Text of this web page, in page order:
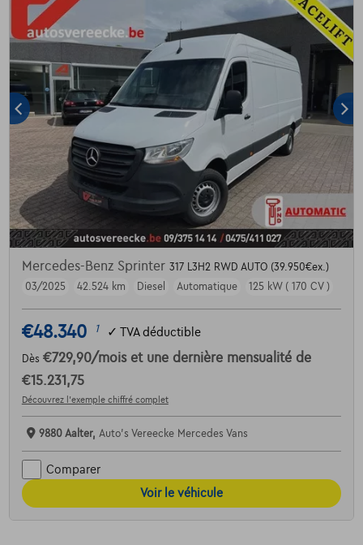
Mercedes-Benz Sprinter 317 L3H2 RWD AUTO (39.950€ex.)
03/2025
42.524 km Diesel Automatique 125 kW ( 170 CV )
€48.340 1 ✓ TVA déductible
Dès €729,90/mois et une dernière mensualité de
€15.231,75
Découvrez l’exemple chiffré complet
9880 Aalter, Auto's Vereecke Mercedes Vans
Comparer
Voir le véhicule